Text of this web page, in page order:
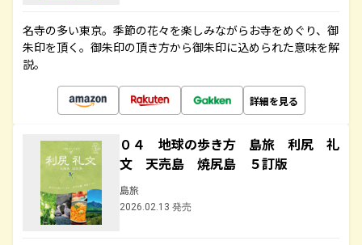
名寺の多い東京。季節の花々を楽しみながらお寺をめぐり、御
朱印を頂く。御朱印の頂き方から御朱印に込められた意味を解
説。
詳細を見る
０４ 地球の歩き方 島旅 利尻 礼
文 天売島 焼尻島 ５訂版
島旅
2026.02.13 発売